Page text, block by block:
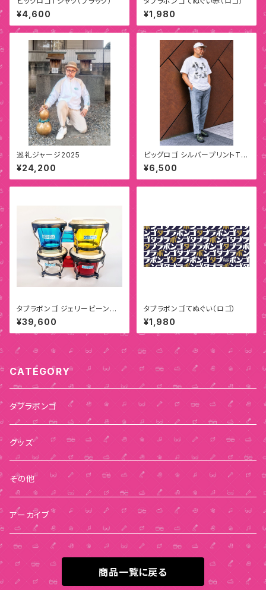
¥4,600 ¥1,980
巡礼ジャージ2025
¥24,200
ビッグロゴ シルバープリントTシ
ャツ（ホワイト）
¥6,500
タブラボンゴ ジェリービーンズ
（プレミアムモデル）
¥39,600
タブラボンゴてぬぐい（ロゴ）
¥1,980
CATEGORY
タブラボンゴ
グッズ
その他
アーカイブ
商品一覧に戻る